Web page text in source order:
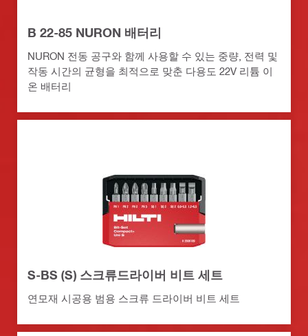
B 22-85 NURON 배터리
NURON 전동 공구와 함께 사용할 수 있는 중량, 전력 및
작동 시간의 균형을 최적으로 맞춘 다용도 22V 리튬 이
온 배터리
S-BS (S) 스크류드라이버 비트 세트
연모재 시공용 범용 스크류 드라이버 비트 세트